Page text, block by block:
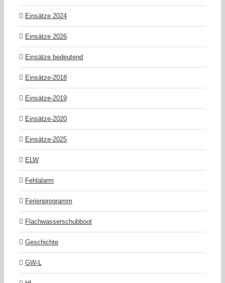
Einsätze 2024
Einsätze 2026
Einsätze bedeutend
Einsätze-2018
Einsätze-2019
Einsätze-2020
Einsätze-2025
ELW
Fehlalarm
Ferienprogramm
Flachwasserschubboot
Geschichte
GW-L